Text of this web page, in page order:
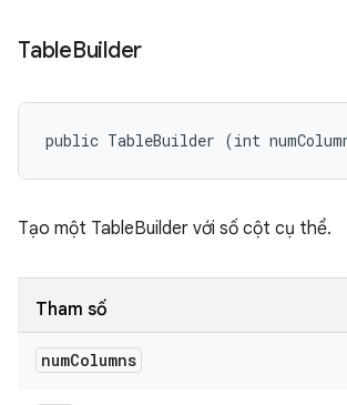
TableBuilder
public TableBuilder (int
Tạo một TableBuilder với số cột cụ thể.
Tham số
numColumns